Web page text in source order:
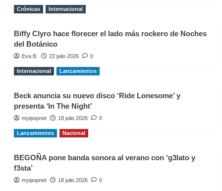
Crónicas Internacional
Biffy Clyro hace florecer el lado más rockero de Noches
del Botánico
Eva B. 22 julio 2026 0
Internacional Lanzamientos
Beck anuncia su nuevo disco ‘Ride Lonesome’ y
presenta ‘In The Night’
myipopnet 18 julio 2026 0
Lanzamientos Nacional
BEGOÑA pone banda sonora al verano con ‘g3lato y
f3sta’
myipopnet 18 julio 2026 0